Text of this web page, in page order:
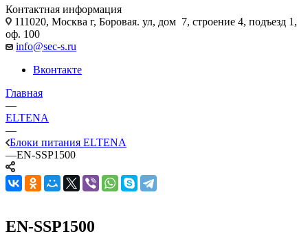
Контактная информация
111020, Москва г, Боровая. ул, дом 7, строение 4, подъезд 1,
оф. 100
info@sec-s.ru
Вконтакте
Главная
—
ELTENA
—
Блоки питания ELTENA
—EN-SSP1500
EN-SSP1500